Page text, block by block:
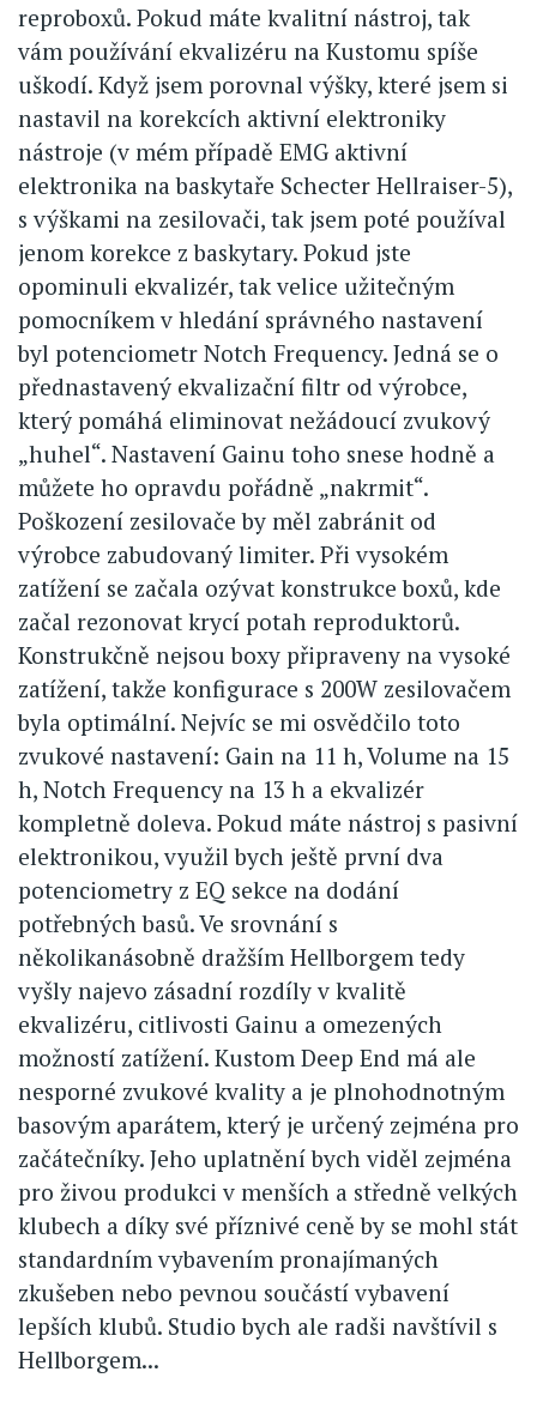
reproboxů. Pokud máte kvalitní nástroj, tak
vám používání ekvalizéru na Kustomu spíše
uškodí. Když jsem porovnal výšky, které jsem si
nastavil na korekcích aktivní elektroniky
nástroje (v mém případě EMG aktivní
elektronika na baskytaře Schecter Hellraiser-5),
s výškami na zesilovači, tak jsem poté používal
jenom korekce z baskytary. Pokud jste
opominuli ekvalizér, tak velice užitečným
pomocníkem v hledání správného nastavení
byl potenciometr Notch Frequency. Jedná se o
přednastavený ekvalizační filtr od výrobce,
který pomáhá eliminovat nežádoucí zvukový
„huhel“. Nastavení Gainu toho snese hodně a
můžete ho opravdu pořádně „nakrmit“.
Poškození zesilovače by měl zabránit od
výrobce zabudovaný limiter. Při vysokém
zatížení se začala ozývat konstrukce boxů, kde
začal rezonovat krycí potah reproduktorů.
Konstrukčně nejsou boxy připraveny na vysoké
zatížení, takže konfigurace s 200W zesilovačem
byla optimální. Nejvíc se mi osvědčilo toto
zvukové nastavení: Gain na 11 h, Volume na 15
h, Notch Frequency na 13 h a ekvalizér
kompletně doleva. Pokud máte nástroj s pasivní
elektronikou, využil bych ještě první dva
potenciometry z EQ sekce na dodání
potřebných basů. Ve srovnání s
několikanásobně dražším Hellborgem tedy
vyšly najevo zásadní rozdíly v kvalitě
ekvalizéru, citlivosti Gainu a omezených
možností zatížení. Kustom Deep End má ale
nesporné zvukové kvality a je plnohodnotným
basovým aparátem, který je určený zejména pro
začátečníky. Jeho uplatnění bych viděl zejména
pro živou produkci v menších a středně velkých
klubech a díky své příznivé ceně by se mohl stát
standardním vybavením pronajímaných
zkušeben nebo pevnou součástí vybavení
lepších klubů. Studio bych ale radši navštívil s
Hellborgem...